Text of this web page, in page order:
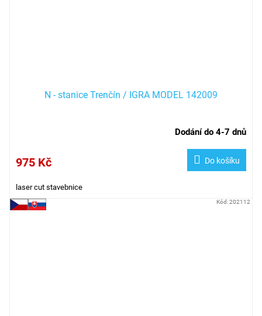
N - stanice Trenčín / IGRA MODEL 142009
Dodání do 4-7 dnů
975 Kč Do košíku
laser cut stavebnice
Kód:202112